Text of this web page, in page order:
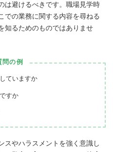
は避けるべきです。職場見学時
での業務に関する内容を尋ねる
知るためのものではありませ
の例
ていますか
すか
スやハラスメントを強く意識し